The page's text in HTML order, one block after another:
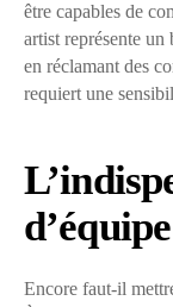
être capables de
artist représente
en réclamant des
requiert une
d’équipe
Encore faut-il